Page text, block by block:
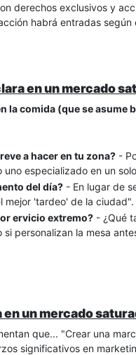
derechos exclusivos y
habrá entradas
en un mercado
la comida (que se asume
a hacer en tu zona? -
especializado en un
del día? - En lugar de
mejor 'tardeo' de la ciudad".
ervicio extremo? - ¿Qué
personalizan la mesa
un mercado
que... "Crear una
significativos en